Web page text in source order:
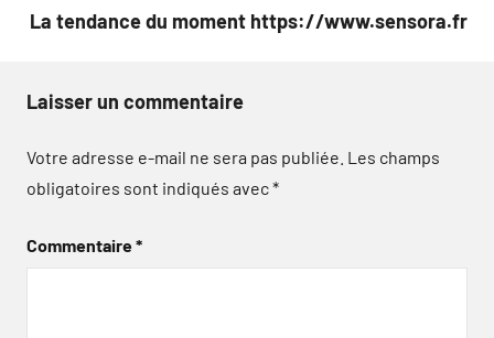
La tendance du moment https://www.sensora.fr
Laisser un commentaire
Votre adresse e-mail ne sera pas publiée. Les champs
obligatoires sont indiqués avec*
Commentaire*